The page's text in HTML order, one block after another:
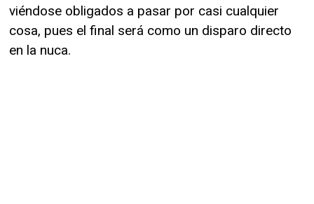
viéndose obligados a pasar por casi cualquier
cosa, pues el final será como un disparo directo
en la nuca.